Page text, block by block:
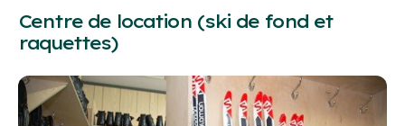
Centre de location (ski de fond et
raquettes)